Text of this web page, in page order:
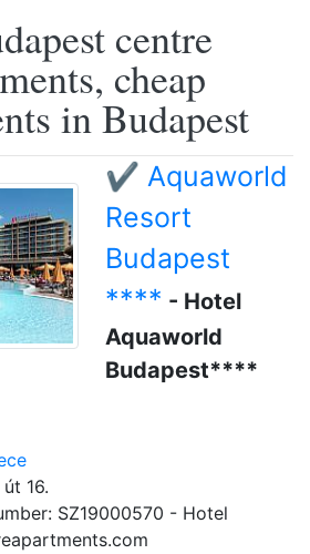
centre
cheap
in Budapest
✔️ Aquaworld
Resort
Budapest
**** - Hotel
Aquaworld
Budapest****
16.
SZ19000570 - Hotel